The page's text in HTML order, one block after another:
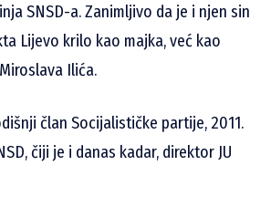
SNSD-a. Zanimljivo da je i njen sin
Lijevo krilo kao majka, već kao
Ilića.
član Socijalističke partije, 2011.
čiji je i danas kadar, direktor JU